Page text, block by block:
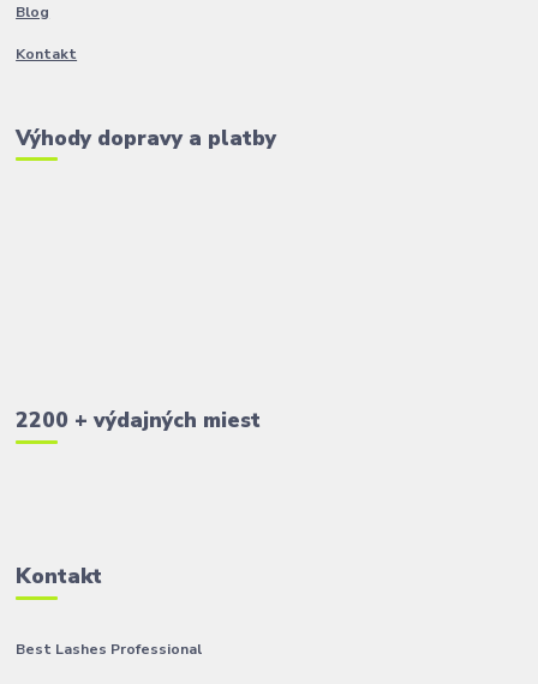
Blog
Kontakt
Výhody dopravy a platby
2200 + výdajných miest
Kontakt
Best Lashes Professional